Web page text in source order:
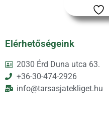
Elérhetőségeink
2030 Érd Duna utca 63.
+36-30-474-2926
info@tarsasjatekliget.hu